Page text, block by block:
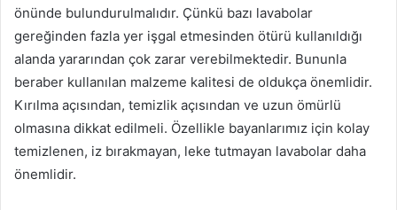
önünde bulundurulmalıdır. Çünkü bazı lavabolar
gereğinden fazla yer işgal etmesinden ötürü kullanıldığı
alanda yararından çok zarar verebilmektedir. Bununla
beraber kullanılan malzeme kalitesi de oldukça önemlidir.
Kırılma açısından, temizlik açısından ve uzun ömürlü
olmasına dikkat edilmeli. Özellikle bayanlarımız için kolay
temizlenen, iz bırakmayan, leke tutmayan lavabolar daha
önemlidir.